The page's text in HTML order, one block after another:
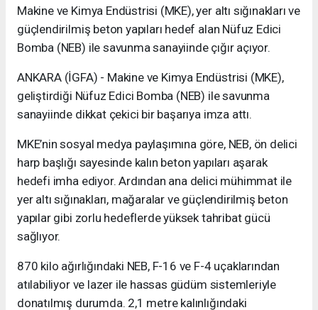
Makine ve Kimya Endüstrisi (MKE), yer altı sığınakları ve
güçlendirilmiş beton yapıları hedef alan Nüfuz Edici
Bomba (NEB) ile savunma sanayiinde çığır açıyor.
ANKARA (İGFA) - Makine ve Kimya Endüstrisi (MKE),
geliştirdiği Nüfuz Edici Bomba (NEB) ile savunma
sanayiinde dikkat çekici bir başarıya imza attı.
MKE’nin sosyal medya paylaşımına göre, NEB, ön delici
harp başlığı sayesinde kalın beton yapıları aşarak
hedefi imha ediyor. Ardından ana delici mühimmat ile
yer altı sığınakları, mağaralar ve güçlendirilmiş beton
yapılar gibi zorlu hedeflerde yüksek tahribat gücü
sağlıyor.
870 kilo ağırlığındaki NEB, F-16 ve F-4 uçaklarından
atılabiliyor ve lazer ile hassas güdüm sistemleriyle
donatılmış durumda. 2,1 metre kalınlığındaki